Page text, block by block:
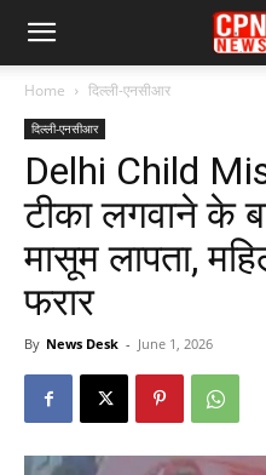
Home दिल्ली-एनसीआर
दिल्ली-एनसीआर
Delhi Child
टीका लगवाने के
मासूम लापता,
फरार
By News Desk - June 1, 2026